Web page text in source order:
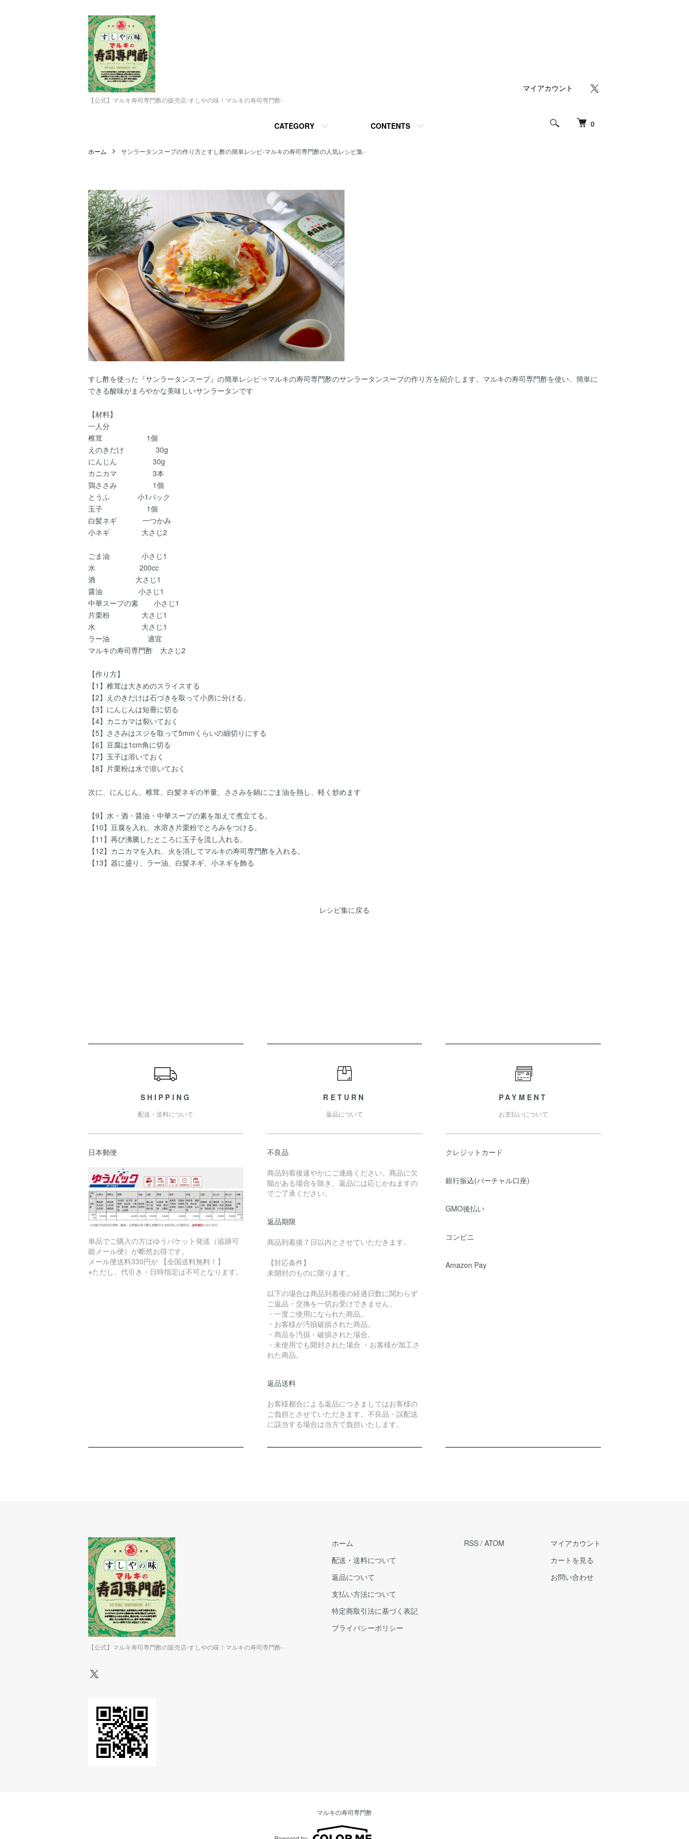
【公式】マルキ寿司専門酢の販売店-すしやの味！マルキの寿司専門酢-
0
CATEGORY CONTENTS
マイアカウント
ホーム サンラータンスープの作り方とすし酢の簡単レシピ-マルキの寿司専門酢の人気レシピ集-
すし酢を使った『サンラータンスープ』の簡単レシピ⇒マルキの寿司専門酢のサンラータンスープの作り方を紹介します。マルキの寿司専門酢を使い、簡単に
できる酸味がまろやかな美味しいサンラータンです
【材料】
一人分
椎茸 1個
えのきだけ 30g
にんじん 30g
カニカマ 3本
鶏ささみ 1個
とうふ 小1パック
玉子 1個
白髪ネギ 一つかみ
小ネギ 大さじ2
ごま油 小さじ1
水 200cc
酒 大さじ1
醤油 小さじ1
中華スープの素 小さじ1
片栗粉 大さじ1
水 大さじ1
ラー油 適宜
マルキの寿司専門酢 大さじ2
【作り方】
【1】椎茸は大きめのスライスする
【2】えのきだけは石づきを取って小房に分ける。
【3】にんじんは短冊に切る
【4】カニカマは裂いておく
【5】ささみはスジを取って5mmくらいの細切りにする
【6】豆腐は1cm角に切る
【7】玉子は溶いておく
【8】片栗粉は水で溶いておく
次に、にんじん、椎茸、白髪ネギの半量、ささみを鍋にごま油を熱し、軽く炒めます
【9】水・酒・醤油・中華スープの素を加えて煮立てる。
【10】豆腐を入れ、水溶き片栗粉でとろみをつける。
【11】再び沸騰したところに玉子を流し入れる。
【12】カニカマを入れ、火を消してマルキの寿司専門酢を入れる。
【13】器に盛り、ラー油、白髪ネギ、小ネギを飾る
レシピ集に戻る
SHIPPING
配送・送料について
日本郵便
単品でご購入の方はゆうパケット発送（追跡可
能メール便）が断然お得です。
メール便送料330円が 【全国送料無料！】
※ただし、代引き・日時指定は不可となります。
RETURN
返品について
不良品
商品到着後速やかにご連絡ください。商品に欠
陥がある場合を除き、返品には応じかねますの
でご了承ください。
返品期限
商品到着後７日以内とさせていただきます。
【対応条件】
未開封のものに限ります。
以下の場合は商品到着後の経過日数に関わらず
ご返品・交換を一切お受けできません。
・一度ご使用になられた商品。
・お客様が汚損破損された商品。
・商品を汚損・破損された場合。
・未使用でも開封された場合 ・お客様が加工さ
れた商品。
返品送料
お客様都合による返品につきましてはお客様の
ご負担とさせていただきます。不良品・誤配送
に該当する場合は当方で負担いたします。
PAYMENT
お支払いについて
クレジットカード
銀行振込(バーチャル口座)
GMO後払い
コンビニ
Amazon Pay
【公式】マルキ寿司専門酢の販売店-すしやの味！マルキの寿司専門酢-
ホーム
配送・送料について
返品について
支払い方法について
特定商取引法に基づく表記
プライバシーポリシー
RSS / ATOM
マイアカウント
カートを見る
お問い合わせ
マルキの寿司専門酢